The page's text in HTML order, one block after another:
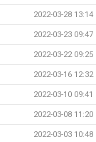
2022-03-28 13:14
2022-03-23 09:47
2022-03-22 09:25
2022-03-16 12:32
2022-03-10 09:41
2022-03-08 11:20
2022-03-03 10:48